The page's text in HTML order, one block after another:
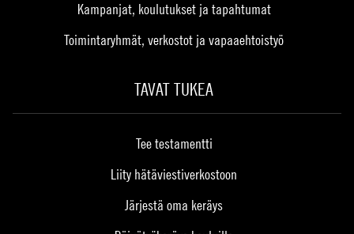
Kampanjat, koulutukset ja tapahtumat
Toimintaryhmät, verkostot ja vapaaehtoistyö
TAVAT TUKEA
Tee testamentti
Liity hätäviestiverkostoon
Järjestä oma keräys